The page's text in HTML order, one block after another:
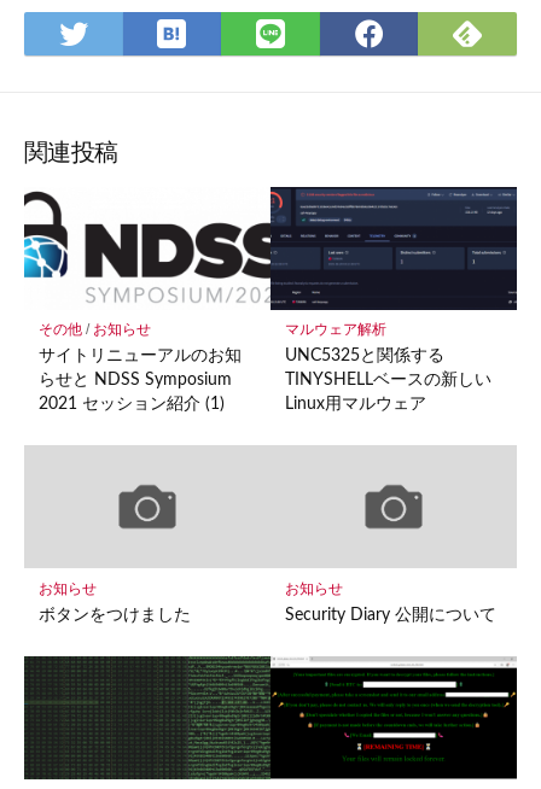
Twitter
で
は
て
に
保
存
LINE
で
で
で
関連投稿
その他/ お知らせ
サイトリニューアルのお知
らせと NDSS Symposium
2021 セッション紹介 (1)
マルウェア解析
UNC5325と関係する
TINYSHELLベースの新しい
Linux用マルウェア
お知らせ
ボタンをつけました
お知らせ
Security Diary 公開について